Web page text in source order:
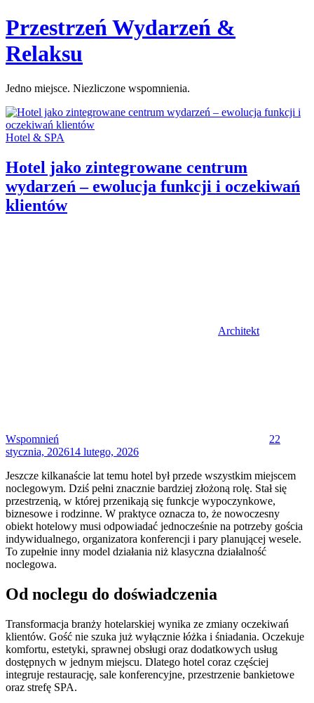
Skip
to
content
Przestrzeń Wydarzeń &
Relaksu
Jedno miejsce. Niezliczone wspomnienia.
Categories:
Hotel & SPA
Hotel jako zintegrowane centrum
wydarzeń – ewolucja funkcji i oczekiwań
klientów
Architekt
Wspomnień
22
stycznia, 202614 lutego, 2026
Jeszcze kilkanaście lat temu hotel był przede wszystkim miejscem
noclegowym. Dziś pełni znacznie bardziej złożoną rolę. Stał się
przestrzenią, w której przenikają się funkcje wypoczynkowe,
biznesowe i rodzinne. W praktyce oznacza to, że nowoczesny
obiekt hotelowy musi odpowiadać jednocześnie na potrzeby gościa
indywidualnego, organizatora konferencji i pary planującej wesele.
To zupełnie inny model działania niż klasyczna działalność
noclegowa.
Od noclegu do doświadczenia
Transformacja branży hotelarskiej wynika ze zmiany oczekiwań
klientów. Gość nie szuka już wyłącznie łóżka i śniadania. Oczekuje
komfortu, estetyki, sprawnej obsługi oraz dodatkowych usług
dostępnych w jednym miejscu. Dlatego hotel coraz częściej
integruje restaurację, sale konferencyjne, przestrzenie bankietowe
oraz strefę SPA.